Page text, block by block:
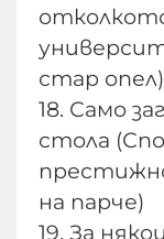
стар опел)
18. Само
стола
на парче)
19. За